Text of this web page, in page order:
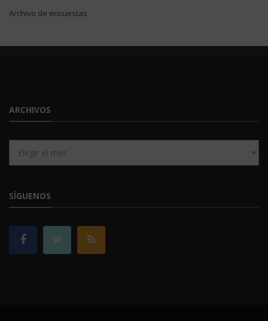
Archivo de encuestas
ARCHIVOS
SÍGUENOS